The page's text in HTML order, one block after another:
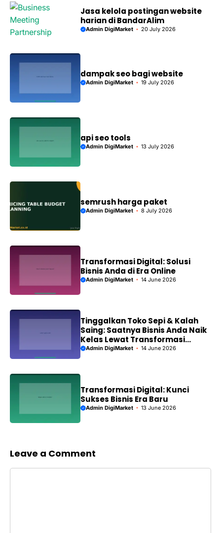
Jasa kelola postingan website
harian di BandarAlim
Admin DigiMarket 20 July 2026
dampak seo bagi website
Admin DigiMarket 19 July 2026
api seo tools
Admin DigiMarket 13 July 2026
semrush harga paket
Admin DigiMarket 8 July 2026
Transformasi Digital: Solusi
Bisnis Anda di Era Online
Admin DigiMarket 14 June 2026
Tinggalkan Toko Sepi & Kalah
Saing: Saatnya Bisnis Anda Naik
Kelas Lewat Transformasi
Digital!
Admin DigiMarket 14 June 2026
Transformasi Digital: Kunci
Sukses Bisnis Era Baru
Admin DigiMarket 13 June 2026
Leave a Comment